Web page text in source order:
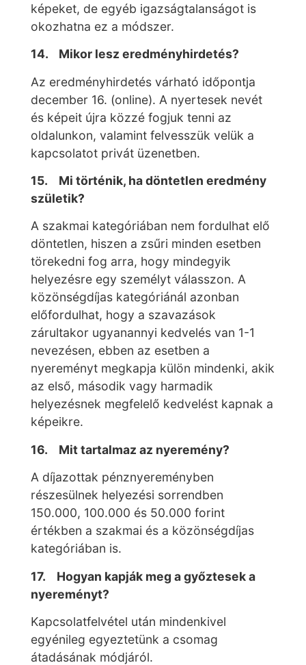
képeket, de egyéb igazságtalanságot is
okozhatna ez a módszer.
14. Mikor lesz eredményhirdetés?
Az eredményhirdetés várható időpontja
december 16. (online). A nyertesek nevét
és képeit újra közzé fogjuk tenni az
oldalunkon, valamint felvesszük velük a
kapcsolatot privát üzenetben.
15. Mi történik, ha döntetlen eredmény
születik?
A szakmai kategóriában nem fordulhat elő
döntetlen, hiszen a zsűri minden esetben
törekedni fog arra, hogy mindegyik
helyezésre egy személyt válasszon. A
közönségdíjas kategóriánál azonban
előfordulhat, hogy a szavazások
zárultakor ugyanannyi kedvelés van 1-1
nevezésen, ebben az esetben a
nyereményt megkapja külön mindenki, akik
az első, második vagy harmadik
helyezésnek megfelelő kedvelést kapnak a
képeikre.
16. Mit tartalmaz az nyeremény?
A díjazottak pénznyereményben
részesülnek helyezési sorrendben
150.000, 100.000 és 50.000 forint
értékben a szakmai és a közönségdíjas
kategóriában is.
17. Hogyan kapják meg a győztesek a
nyereményt?
Kapcsolatfelvétel után mindenkivel
egyénileg egyeztetünk a csomag
átadásának módjáról.